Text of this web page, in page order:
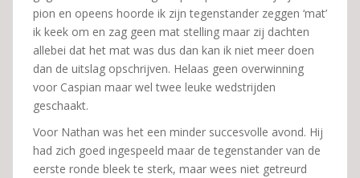
pion en opeens hoorde ik zijn tegenstander zeggen ‘mat’
ik keek om en zag geen mat stelling maar zij dachten
allebei dat het mat was dus dan kan ik niet meer doen
dan de uitslag opschrijven. Helaas geen overwinning
voor Caspian maar wel twee leuke wedstrijden
geschaakt.
Voor Nathan was het een minder succesvolle avond. Hij
had zich goed ingespeeld maar de tegenstander van de
eerste ronde bleek te sterk, maar wees niet getreurd